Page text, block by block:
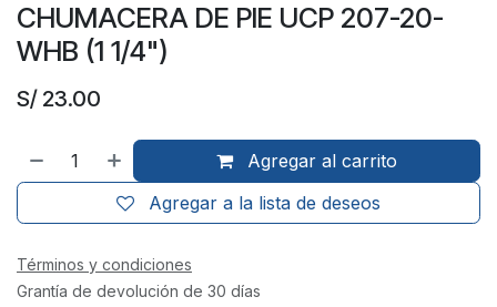
CHUMACERA DE PIE UCP 207-20-
WHB (1 1/4")
S/ 23.00
Agregar al carrito
Agregar a la lista de deseos
Términos y condiciones
Grantía de devolución de 30 días